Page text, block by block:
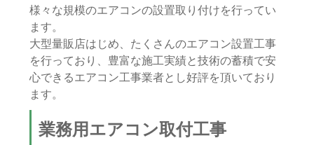
様々な規模のエアコンの設置取り付けを行ってい
ます。
大型量販店はじめ、たくさんのエアコン設置工事
を行っており、豊富な施工実績と技術の蓄積で安
心できるエアコン工事業者とし好評を頂いており
ます。
業務用エアコン取付工事